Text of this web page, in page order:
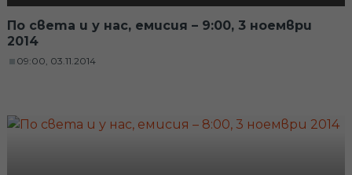
По света и у нас, емисия – 9:00, 3 ноември
2014
09:00, 03.11.2014